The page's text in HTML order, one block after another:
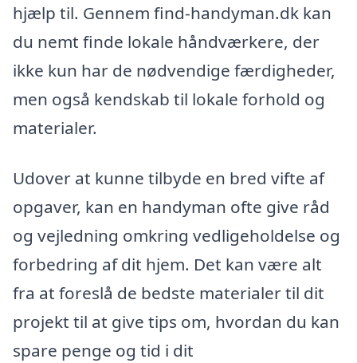
hjælp til. Gennem find-handyman.dk kan
du nemt finde lokale håndværkere, der
ikke kun har de nødvendige færdigheder,
men også kendskab til lokale forhold og
materialer.
Udover at kunne tilbyde en bred vifte af
opgaver, kan en handyman ofte give råd
og vejledning omkring vedligeholdelse og
forbedring af dit hjem. Det kan være alt
fra at foreslå de bedste materialer til dit
projekt til at give tips om, hvordan du kan
spare penge og tid i dit